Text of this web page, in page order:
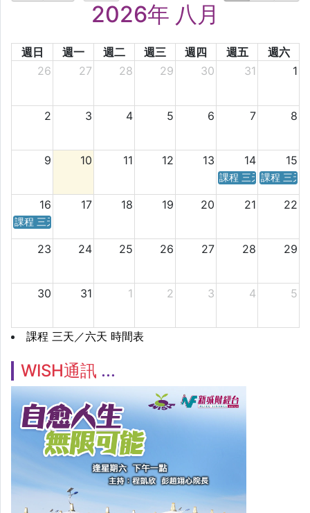
2026年 八月
週日 週一 週二 週三 週四 週五
週六
26
27 28 29 30 31 1
2 3 4 5 6 7 8
9 10 11 12 13 14 15
課程 三天／六天 時
課程 三天
16 17 18 19 20 21 22
課程 三天／六天 時間表
23 24 25 26 27 28 29
30 31 1 2 3 4 5
課程 三天／六天 時間表
WISH通訊